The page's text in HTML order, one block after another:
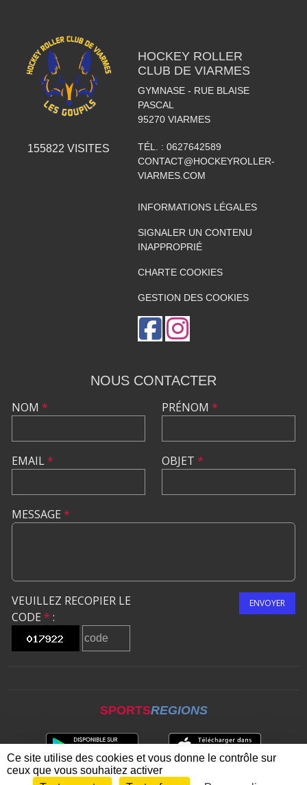
155822 VISITES
HOCKEY ROLLER
CLUB DE VIARMES
GYMNASE - RUE BLAISE
PASCAL
95270 VIARMES
TÉL. : 0627642589
CONTACT@HOCKEYROLLER-
VIARMES.COM
INFORMATIONS LÉGALES
SIGNALER UN CONTENU
INAPPROPRIÉ
CHARTE COOKIES
GESTION DES COOKIES
NOUS CONTACTER
NOM *
EMAIL*
PRÉNOM *
OBJET *
MESSAGE *
VEUILLEZ RECOPIER LE
CODE * :
ENVOYER
SPORTSREGIONS
Ce site utilise des cookies et vous donne le contrôle sur
ceux que vous souhaitez activer